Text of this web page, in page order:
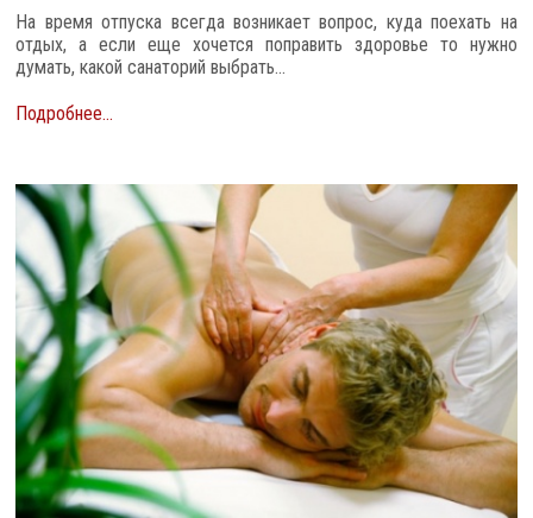
На время отпуска всегда возникает вопрос, куда поехать на
отдых, а если еще хочется поправить здоровье то нужно
думать, какой санаторий выбрать...
Подробнее...